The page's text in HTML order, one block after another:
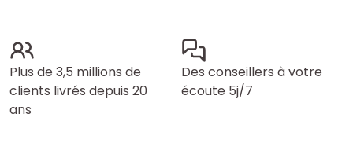
Plus de 3,5 millions de
clients livrés depuis 20
ans
Des conseillers à votre
écoute 5j/7